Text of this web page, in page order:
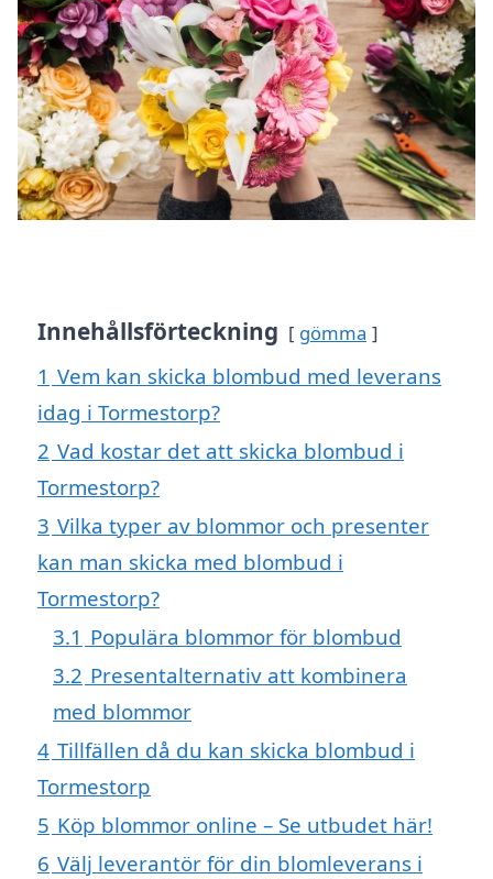
Innehållsförteckning gömma
1 Vem kan skicka blombud med leverans
idag i Tormestorp?
2 Vad kostar det att skicka blombud i
Tormestorp?
3 Vilka typer av blommor och presenter
kan man skicka med blombud i
Tormestorp?
3.1 Populära blommor för blombud
3.2 Presentalternativ att kombinera
med blommor
4 Tillfällen då du kan skicka blombud i
Tormestorp
5 Köp blommor online – Se utbudet här!
6 Välj leverantör för din blomleverans i